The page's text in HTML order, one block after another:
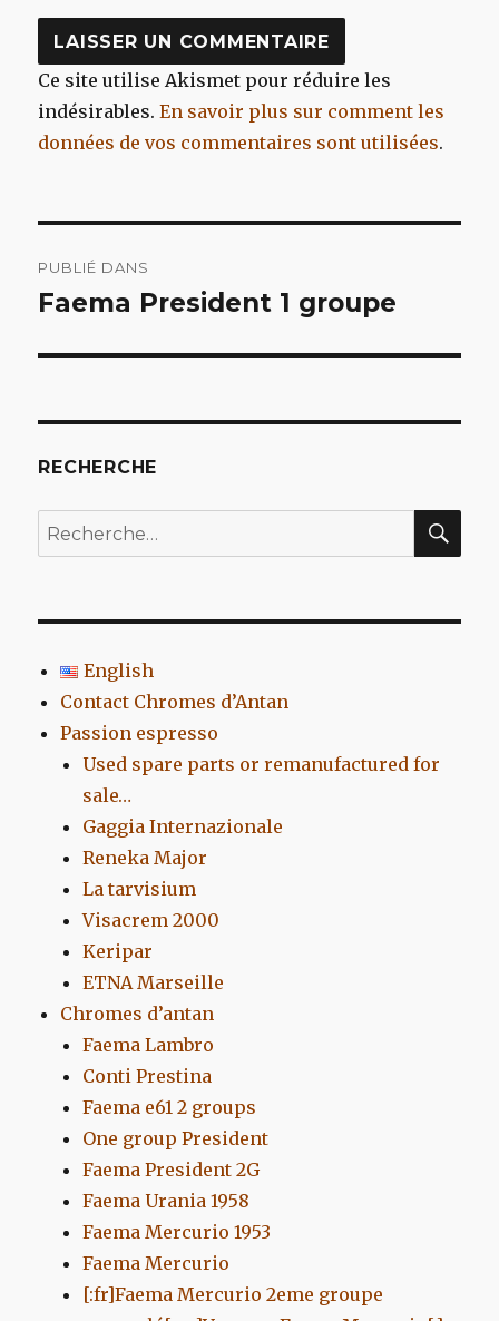
Ce site utilise Akismet pour réduire les
indésirables.En savoir plus sur comment les
données de vos commentaires sont utilisées.
de
PUBLIÉ DANS
Faema President 1 groupe
RECHERCHE
Recherche
pour
English
Contact Chromes d’Antan
Passion espresso
Used spare parts or remanufactured for
sale…
Gaggia Internazionale
Reneka Major
La tarvisium
Visacrem 2000
Keripar
ETNA Marseille
Chromes d’antan
Faema Lambro
Conti Prestina
Faema e61 2 groups
One group President
Faema President 2G
Faema Urania 1958
Faema Mercurio 1953
Faema Mercurio
[:fr]Faema Mercurio 2eme groupe